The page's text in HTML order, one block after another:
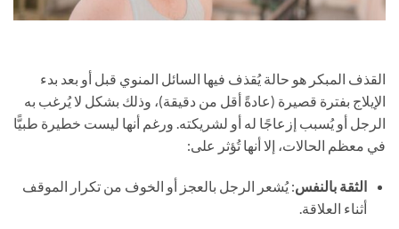
القذف المبكر هو حالة يُقذف فيها السائل المنوي قبل أو بعد بدء
الإيلاج بفترة قصيرة (عادةً أقل من دقيقة)، وذلك بشكل لا يُرغب به
الرجل أو يُسبب إزعاجًا له أو لشريكته. ورغم أنها ليست خطيرة طبيًّا
في معظم الحالات، إلا أنها تُؤثر على:
الثقة بالنفس: يُشعر الرجل بالعجز أو الخوف من تكرار الموقف
أثناء العلاقة.